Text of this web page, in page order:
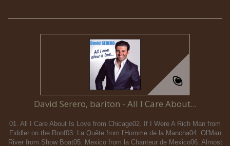
David Serero, bariton - All I Care About...
01. All I Care About Is Love from Chicago02. If I Were A Rich Man from
Fiddler on the Roof03. La Quête from l'Homme de la Mancha04. Ol'Man
River from Show Boat05. Mexico from la Chanteur de Mexico06. Almost